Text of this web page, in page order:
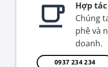
Hợp
Chúng
phê và
doanh.
0937 234 234